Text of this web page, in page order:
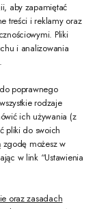
się do naszego
prywatności
aby zapamiętać
treści i reklamy oraz
Pliki
i analizowania
poprawnego
rodzaje
ich używania (z
pliki do swoich
zgodę możesz w
w link “Ustawienia
oraz zasadach